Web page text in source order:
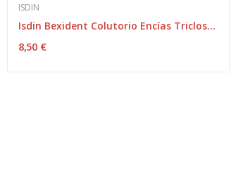
ISDIN
Isdin Bexident Colutorio Encías Triclosán 250 ml
8,50 €